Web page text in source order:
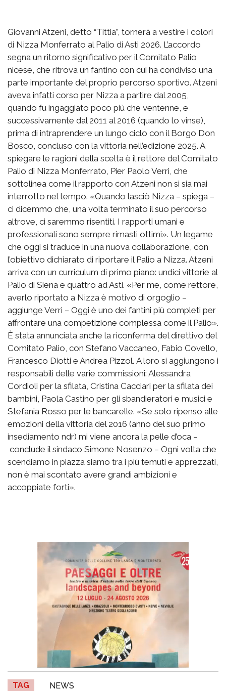
Giovanni Atzeni, detto “Tittia”, tornerà a vestire i colori
di Nizza Monferrato al Palio di Asti 2026. L’accordo
segna un ritorno significativo per il Comitato Palio
nicese, che ritrova un fantino con cui ha condiviso una
parte importante del proprio percorso sportivo. Atzeni
aveva infatti corso per Nizza a partire dal 2005,
quando fu ingaggiato poco più che ventenne, e
successivamente dal 2011 al 2016 (quando lo vinse),
prima di intraprendere un lungo ciclo con il Borgo Don
Bosco, concluso con la vittoria nell’edizione 2025. A
spiegare le ragioni della scelta è il rettore del Comitato
Palio di Nizza Monferrato, Pier Paolo Verri, che
sottolinea come il rapporto con Atzeni non si sia mai
interrotto nel tempo. «Quando lasciò Nizza – spiega –
ci dicemmo che, una volta terminato il suo percorso
altrove, ci saremmo risentiti. I rapporti umani e
professionali sono sempre rimasti ottimi». Un legame
che oggi si traduce in una nuova collaborazione, con
l’obiettivo dichiarato di riportare il Palio a Nizza. Atzeni
arriva con un curriculum di primo piano: undici vittorie al
Palio di Siena e quattro ad Asti. «Per me, come rettore,
averlo riportato a Nizza è motivo di orgoglio –
aggiunge Verri – Oggi è uno dei fantini più completi per
affrontare una competizione complessa come il Palio».
È stata annunciata anche la riconferma del direttivo del
Comitato Palio, con Stefano Vaccaneo, Fabio Covello,
Francesco Diotti e Andrea Pizzol. A loro si aggiungono i
responsabili delle varie commissioni: Alessandra
Cordioli per la sfilata, Cristina Cacciari per la sfilata dei
bambini, Paola Castino per gli sbandieratori e musici e
Stefania Rosso per le bancarelle. «Se solo ripenso alle
emozioni della vittoria del 2016 (anno del suo primo
insediamento ndr) mi viene ancora la pelle d’oca –
conclude il sindaco Simone Nosenzo – Ogni volta che
scendiamo in piazza siamo tra i più temuti e apprezzati,
non è mai scontato avere grandi ambizioni e
accoppiate forti».
TAG NEWS